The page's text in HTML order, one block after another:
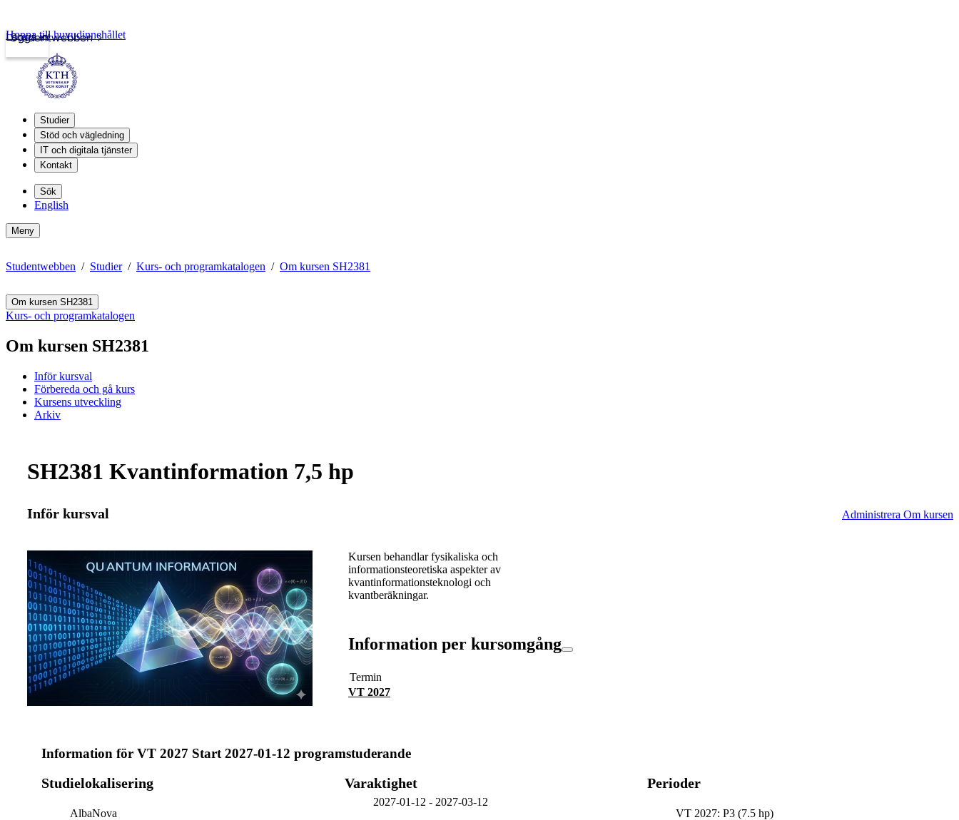
Studentwebben
Logga in
Hoppa till huvudinnehållet
Studier
Stöd och vägledning
IT och digitala tjänster
Kontakt
Sök
English
Meny
Studentwebben Studier Kurs- och programkatalogen Om kursen SH2381
Om kursen SH2381
Kurs- och programkatalogen
Om kursen SH2381
Inför kursval
Förbereda och gå kurs
Kursens utveckling
Arkiv
SH2381 Kvantinformation 7,5 hp
Inför kursval Administrera Om kursen
Kursen behandlar fysikaliska och
informationsteoretiska aspekter av
kvantinformationsteknologi och
kvantberäkningar.
Information per kursomgång
Termin
VT 2027
Information för VT 2027 Start 2027-01-12 programstuderande
Studielokalisering
AlbaNova
Varaktighet
2027-01-12 - 2027-03-12
Perioder
VT 2027: P3 (7.5 hp)